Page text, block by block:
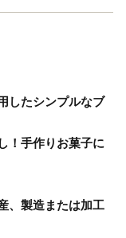
したシンプルなブ
！手作りお菓子に
、製造または加工